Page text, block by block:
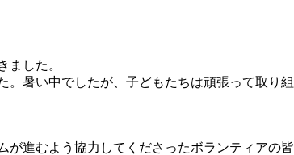
ました。
暑い中でしたが、子どもたちは頑張って取り組
が進むよう協力してくださったボランティアの皆